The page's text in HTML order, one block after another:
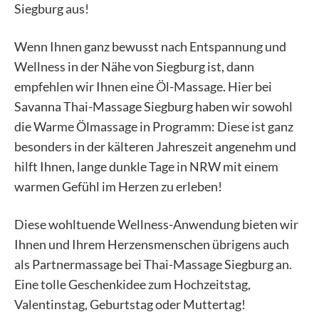
Siegburg aus!
Wenn Ihnen ganz bewusst nach Entspannung und
Wellness in der Nähe von Siegburg ist, dann
empfehlen wir Ihnen eine Öl-Massage. Hier bei
Savanna Thai-Massage Siegburg haben wir sowohl
die Warme Ölmassage in Programm: Diese ist ganz
besonders in der kälteren Jahreszeit angenehm und
hilft Ihnen, lange dunkle Tage in NRW mit einem
warmen Gefühl im Herzen zu erleben!
Diese wohltuende Wellness-Anwendung bieten wir
Ihnen und Ihrem Herzensmenschen übrigens auch
als Partnermassage bei Thai-Massage Siegburg an.
Eine tolle Geschenkidee zum Hochzeitstag,
Valentinstag, Geburtstag oder Muttertag!